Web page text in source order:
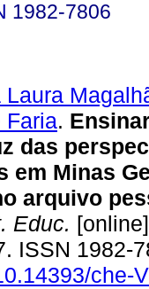
1982-7806
Laura
Faria.
das
em Minas
arquivo
Educ.
ISSN 1982-
che-